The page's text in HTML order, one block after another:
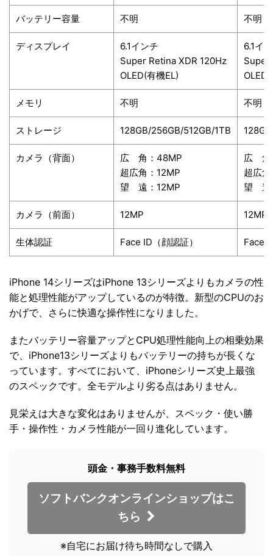
バッテリー容量 不明 不明
ディスプレイ 6.1インチ
Super Retina XDR 120Hz
OLED(有機EL)
6.1イ
Super
OLED(
メモリ 不明 不明
ストレージ 128GB/256GB/512GB/1TB
カメラ （背面） 広 角： 48MP
超広角： 12MP
望 遠：12MP
広 角
超広
望 遠
カメラ （前面） 12MP 12MP
生体認証 Face ID （顔認証） Face
iPhone 14シリーズはiPhone 13シリーズよりもカメラの性
能と処理性能がアップしているのが特徴。新型のCPUのお
かげで、さらに快適な操作性になりました。
またバッテリー容量アップとCPU処理性能向上の相乗効果
で、iPhone13シリーズよりもバッテリーの持ちが長くな
っています。すべてにおいて、iPhoneシリーズ史上最強
のスペックです。全モデルより劣る点はありません。
見栄えは大きな変化はありませんが、スペック・使い勝
手・操作性・カメラ性能が一回り進化しています。
頭金・事務手数料無料
ソフトバンクオンラインショップはこ
ちら
※自宅にお届け待ち時間なしで購入